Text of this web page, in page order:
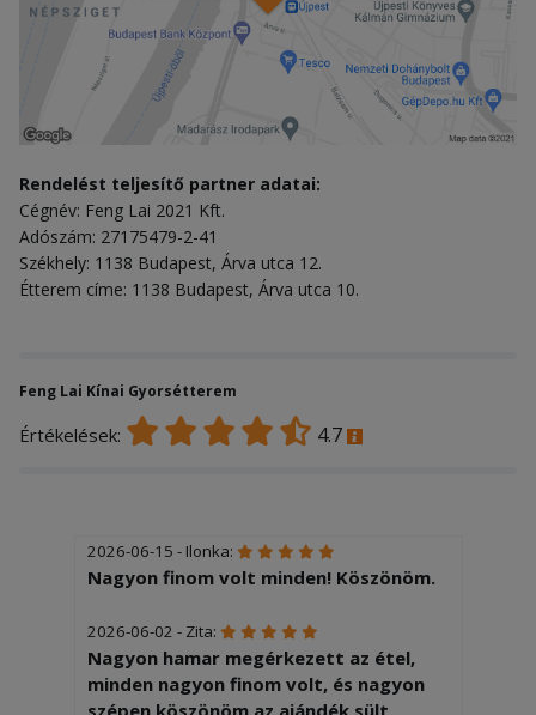
Rendelést teljesítő partner adatai:
Cégnév: Feng Lai 2021 Kft.
Adószám: 27175479-2-41
Székhely: 1138 Budapest, Árva utca 12.
Étterem címe: 1138 Budapest, Árva utca 10.
Feng Lai Kínai Gyorsétterem
Értékelések: 4.7
2026-06-15 - Ilonka:
Nagyon finom volt minden! Köszönöm.
2026-06-02 - Zita:
Nagyon hamar megérkezett az étel,
minden nagyon finom volt, és nagyon
szépen köszönöm az ajándék sült